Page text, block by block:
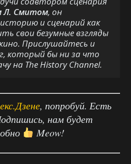
Л. Смитом, он
и сценарий как
свои безумные взгляды
Прислушайтесь и
который бы ни за что
на The History Channel.
, попробуй. Есть
нам будет
Meow!